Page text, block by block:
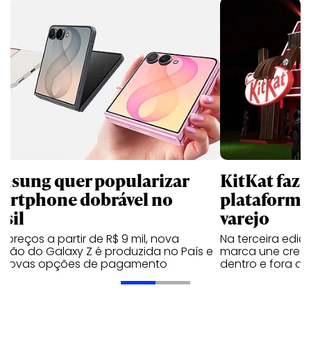
quer popularizar
dobrável no
preços a partir de R$ 9 mil, nova
do Galaxy Z é produzida no País e
opções de pagamento
KitKat faz
plataforma
varejo
Na terceira
marca une
dentro e fora